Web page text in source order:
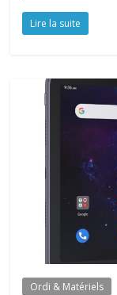
Lire la suite
Ordi & Matériels